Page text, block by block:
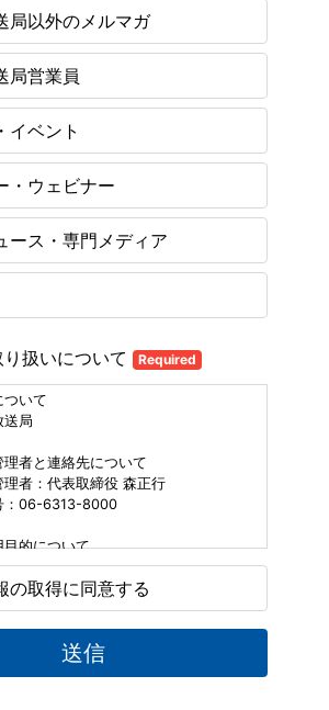
局以外のメルマガ
局営業員
イベント
・ウェビナー
ース・専門メディア
扱いについて Required
ついて
送局
者と連絡先について
者：代表取締役 森正行
：06-6313-8000
目的について
め
ービスなどに関する相談事項への連絡お
ため
質問へのご連絡および対応などのため
のための利用状況に関する統計分析のた
の取得に同意する
送信